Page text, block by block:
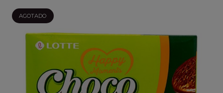
AGOTADO